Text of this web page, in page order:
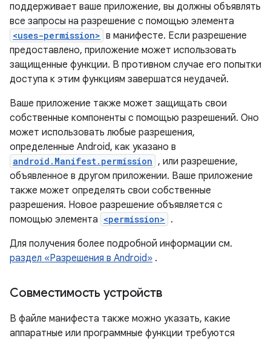
поддерживает ваше приложение, вы должны объявлять
все запросы на разрешение с помощью элемента
<uses-permission> в манифесте. Если разрешение
предоставлено, приложение может использовать
защищенные функции. В противном случае его попытки
доступа к этим функциям завершатся неудачей.
Ваше приложение также может защищать свои
собственные компоненты с помощью разрешений. Оно
может использовать любые разрешения,
определенные Android, как указано в
android.Manifest.permission , или разрешение,
объявленное в другом приложении. Ваше приложение
также может определять свои собственные
разрешения. Новое разрешение объявляется с
помощью элемента <permission> .
Для получения более подробной информации см.
раздел «Разрешения в Android» .
Совместимость устройств
В файле манифеста также можно указать, какие
аппаратные или программные функции требуются